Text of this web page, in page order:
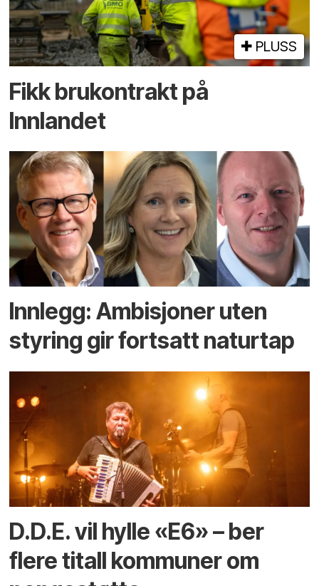
PLUSS
Fikk brukontrakt på
Innlandet
Innlegg: Ambisjoner uten
styring gir fortsatt naturtap
D.D.E. vil hylle «E6» – ber
flere titall kommuner om